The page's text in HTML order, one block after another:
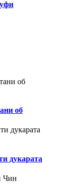
об
дукарата